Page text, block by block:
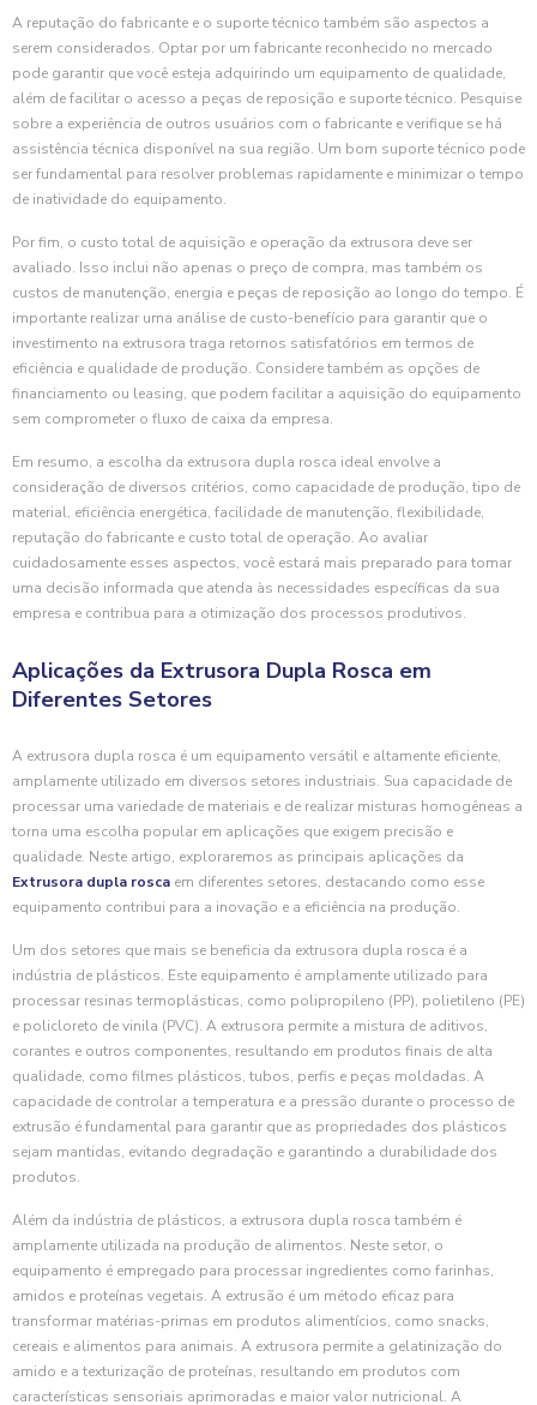
A reputação do fabricante e o suporte técnico também são aspectos a
serem considerados. Optar por um fabricante reconhecido no mercado
pode garantir que você esteja adquirindo um equipamento de qualidade,
além de facilitar o acesso a peças de reposição e suporte técnico. Pesquise
sobre a experiência de outros usuários com o fabricante e verifique se há
assistência técnica disponível na sua região. Um bom suporte técnico pode
ser fundamental para resolver problemas rapidamente e minimizar o tempo
de inatividade do equipamento.
Por fim, o custo total de aquisição e operação da extrusora deve ser
avaliado. Isso inclui não apenas o preço de compra, mas também os
custos de manutenção, energia e peças de reposição ao longo do tempo. É
importante realizar uma análise de custo-benefício para garantir que o
investimento na extrusora traga retornos satisfatórios em termos de
eficiência e qualidade de produção. Considere também as opções de
financiamento ou leasing, que podem facilitar a aquisição do equipamento
sem comprometer o fluxo de caixa da empresa.
Em resumo, a escolha da extrusora dupla rosca ideal envolve a
consideração de diversos critérios, como capacidade de produção, tipo de
material, eficiência energética, facilidade de manutenção, flexibilidade,
reputação do fabricante e custo total de operação. Ao avaliar
cuidadosamente esses aspectos, você estará mais preparado para tomar
uma decisão informada que atenda às necessidades específicas da sua
empresa e contribua para a otimização dos processos produtivos.
Aplicações da Extrusora Dupla Rosca em
Diferentes Setores
A extrusora dupla rosca é um equipamento versátil e altamente eficiente,
amplamente utilizado em diversos setores industriais. Sua capacidade de
processar uma variedade de materiais e de realizar misturas homogêneas a
torna uma escolha popular em aplicações que exigem precisão e
qualidade. Neste artigo, exploraremos as principais aplicações da
Extrusora dupla rosca em diferentes setores, destacando como esse
equipamento contribui para a inovação e a eficiência na produção.
Um dos setores que mais se beneficia da extrusora dupla rosca é a
indústria de plásticos. Este equipamento é amplamente utilizado para
processar resinas termoplásticas, como polipropileno (PP), polietileno (PE)
e policloreto de vinila (PVC). A extrusora permite a mistura de aditivos,
corantes e outros componentes, resultando em produtos finais de alta
qualidade, como filmes plásticos, tubos, perfis e peças moldadas. A
capacidade de controlar a temperatura e a pressão durante o processo de
extrusão é fundamental para garantir que as propriedades dos plásticos
sejam mantidas, evitando degradação e garantindo a durabilidade dos
produtos.
Além da indústria de plásticos, a extrusora dupla rosca também é
amplamente utilizada na produção de alimentos. Neste setor, o
equipamento é empregado para processar ingredientes como farinhas,
amidos e proteínas vegetais. A extrusão é um método eficaz para
transformar matérias-primas em produtos alimentícios, como snacks,
cereais e alimentos para animais. A extrusora permite a gelatinização do
amido e a texturização de proteínas, resultando em produtos com
características sensoriais aprimoradas e maior valor nutricional. A